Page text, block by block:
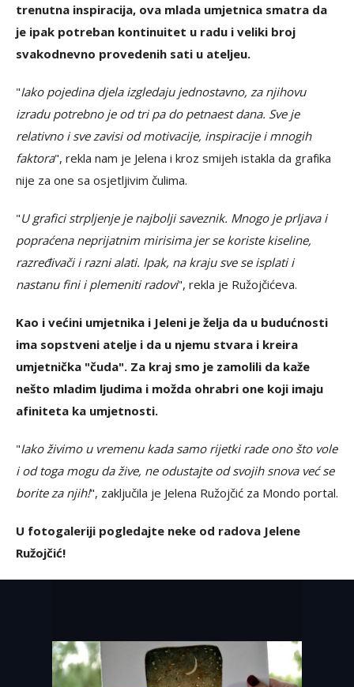
trenutna inspiracija, ova mlada umjetnica smatra da
je ipak potreban kontinuitet u radu i veliki broj
svakodnevno provedenih sati u ateljeu.
"Iako pojedina djela izgledaju jednostavno, za njihovu
izradu potrebno je od tri pa do petnaest dana. Sve je
relativno i sve zavisi od motivacije, inspiracije i mnogih
faktora", rekla nam je Jelena i kroz smijeh istakla da grafika
nije za one sa osjetljivim čulima.
"U grafici strpljenje je najbolji saveznik. Mnogo je prljava i
popraćena neprijatnim mirisima jer se koriste kiseline,
razređivači i razni alati. Ipak, na kraju sve se isplati i
nastanu fini i plemeniti radovi", rekla je Ružojčićeva.
Kao i većini umjetnika i Jeleni je želja da u budućnosti
ima sopstveni atelje i da u njemu stvara i kreira
umjetnička "čuda". Za kraj smo je zamolili da kaže
nešto mladim ljudima i možda ohrabri one koji imaju
afiniteta ka umjetnosti.
"Iako živimo u vremenu kada samo rijetki rade ono što vole
i od toga mogu da žive, ne odustajte od svojih snova već se
borite za njih!", zaključila je Jelena Ružojčić za Mondo portal.
U fotogaleriji pogledajte neke od radova Jelene
Ružojčić!